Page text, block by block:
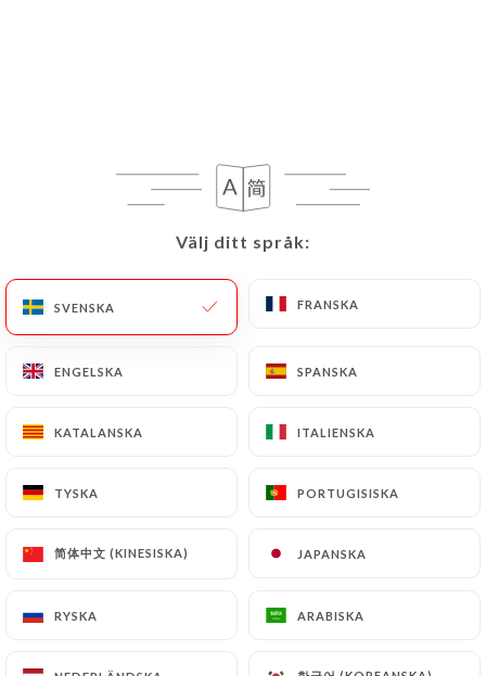
Välj ditt språk:
SVENSKA FRANSKA
ENGELSKA SPANSKA
KATALANSKA ITALIENSKA
TYSKA PORTUGISISKA
简体中文 (KINESISKA) JAPANSKA
RYSKA ARABISKA
Välj ditt språk:
SVENSKA FRANSKA
ENGELSKA SPANSKA
KATALANSKA ITALIENSKA
TYSKA PORTUGISISKA
简体中文 (KINESISKA) JAPANSKA
RYSKA ARABISKA